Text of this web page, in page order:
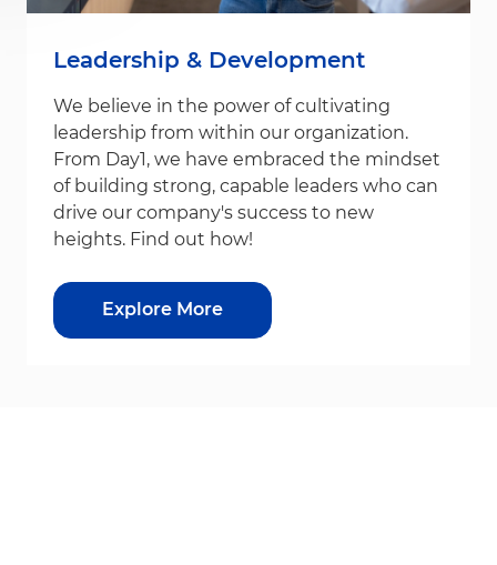
Leadership & Development
We believe in the power of cultivating
leadership from within our organization.
From Day1, we have embraced the mindset
of building strong, capable leaders who can
drive our company's success to new
heights. Find out how!
Explore More